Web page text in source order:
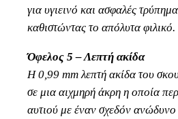
για υγιεινό και ασφαλές
καθιστώντας το απόλυτα φιλικό.
Όφελος 5 – Λεπτή ακίδα
Η 0,99 mm λεπτή ακίδα του
σε μια αιχμηρή άκρη η οποία
αυτιού με έναν σχεδόν